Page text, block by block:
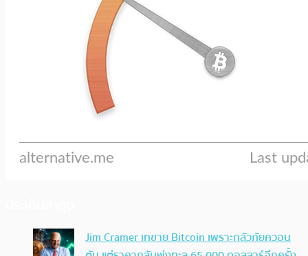
Jim Cramer เทขาย Bitcoin เพราะกลัวภัยควอน